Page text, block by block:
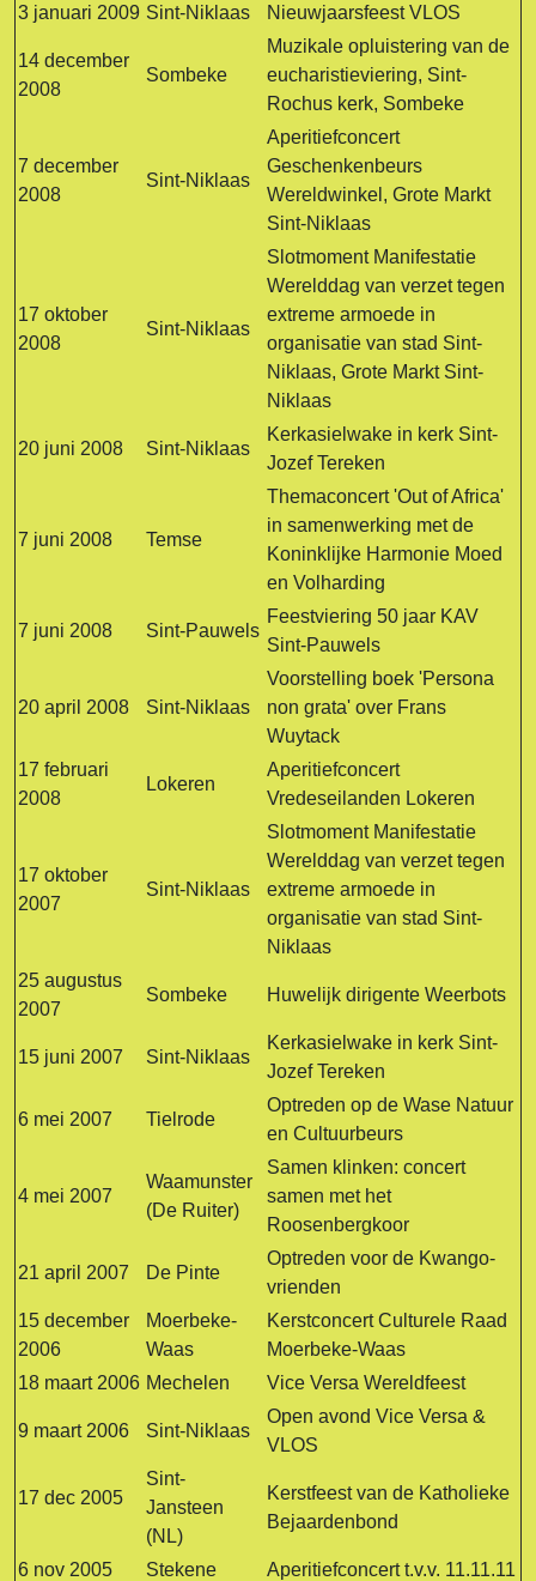
3 januari 2009 Sint-Niklaas Nieuwjaarsfeest VLOS
14 december
2008
Sombeke
Muzikale opluistering van de
eucharistieviering, Sint-
Rochus kerk, Sombeke
7 december
2008
Sint-Niklaas
Aperitiefconcert
Geschenkenbeurs
Wereldwinkel, Grote Markt
Sint-Niklaas
17 oktober
2008
Sint-Niklaas
Slotmoment Manifestatie
Werelddag van verzet tegen
extreme armoede in
organisatie van stad Sint-
Niklaas, Grote Markt Sint-
Niklaas
20 juni 2008 Sint-Niklaas
Kerkasielwake in kerk Sint-
Jozef Tereken
7 juni 2008 Temse
Themaconcert 'Out of Africa'
in samenwerking met de
Koninklijke Harmonie Moed
en Volharding
7 juni 2008 Sint-Pauwels
Feestviering 50 jaar KAV
Sint-Pauwels
20 april 2008 Sint-Niklaas
Voorstelling boek 'Persona
non grata' over Frans
Wuytack
17 februari
2008
Lokeren
Aperitiefconcert
Vredeseilanden Lokeren
17 oktober
2007
Sint-Niklaas
Slotmoment Manifestatie
Werelddag van verzet tegen
extreme armoede in
organisatie van stad Sint-
Niklaas
25 augustus
2007
Sombeke Huwelijk dirigente Weerbots
15 juni 2007 Sint-Niklaas
Kerkasielwake in kerk Sint-
Jozef Tereken
6 mei 2007 Tielrode
Optreden op de Wase Natuur
en Cultuurbeurs
4 mei 2007
Waamunster
(De Ruiter)
Samen klinken: concert
samen met het
Roosenbergkoor
21 april 2007 De Pinte
Optreden voor de Kwango-
vrienden
15 december
2006
Moerbeke-
Waas
Kerstconcert Culturele Raad
Moerbeke-Waas
18 maart 2006 Mechelen Vice Versa Wereldfeest
9 maart 2006 Sint-Niklaas
Open avond Vice Versa &
VLOS
17 dec 2005
Sint-
Jansteen
(NL)
Kerstfeest van de Katholieke
Bejaardenbond
6 nov 2005 Stekene Aperitiefconcert t.v.v. 11.11.11